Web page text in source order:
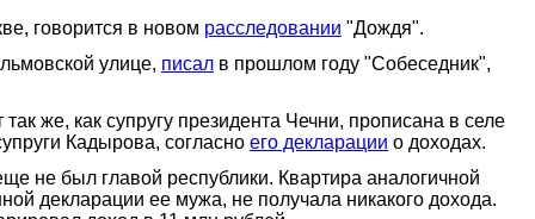
говорится в новом расследовании "Дождя".
улице, писал в прошлом году "Собеседник",
же, как супругу президента Чечни, прописана в селе
Кадырова, согласно его декларации о доходах.
не был главой республики. Квартира аналогичной
декларации ее мужа, не получала никакого дохода.